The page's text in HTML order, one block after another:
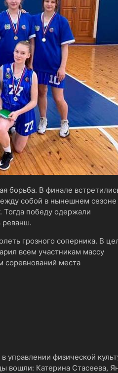
борьба. В финале
собой в нынешнем сезоне
Тогда победу одержали
реванш.
грозного соперника. В
всем участникам массу
соревнований места
управлении физической
вошли: Катерина Стасеева,